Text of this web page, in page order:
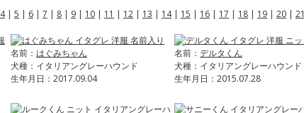
4| 5 | 6 | 7 | 8 | 9 | 10 | 11 | 12 | 13 | 14| 15 | 16 | 17 | 18 | 19 | 20 | 21
名前： はぐみちゃん
犬種：イタリアングレーハウンド
生年月日：2017.09.04
名前： デルタくん
犬種：イタリアングレーハウンド
生年月日：2015.07.28